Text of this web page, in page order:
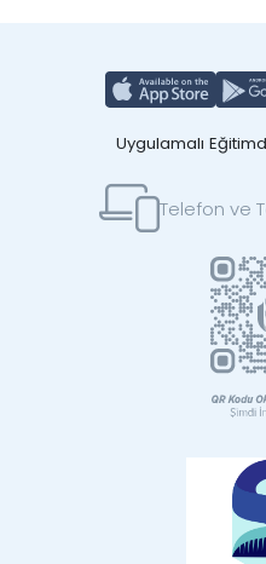
Uygulamalı
Telefon ve